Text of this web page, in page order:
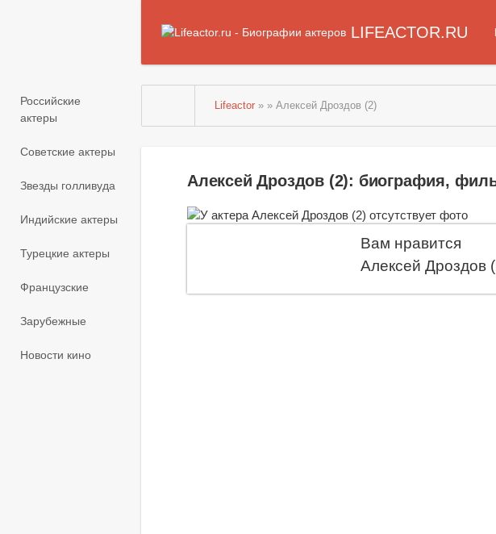
LIFEACTOR.RU
Российские
актеры
Советские актеры
Звезды голливуда
Индийские актеры
Турецкие актеры
Французские
Зарубежные
Новости кино
Lifeactor » » Алексей Дроздов (2)
Алексей Дроздов (2): биография,
Вам нравится
Алексей Дроздов